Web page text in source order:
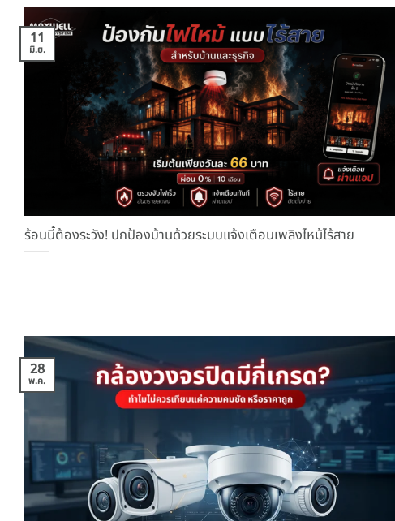
ร้อนนี้ต้องระวัง! ปกป้องบ้านด้วยระบบแจ้งเตือนเพลิงไหม้ไร้สาย
11
มิ.ย.
28
พ.ค.